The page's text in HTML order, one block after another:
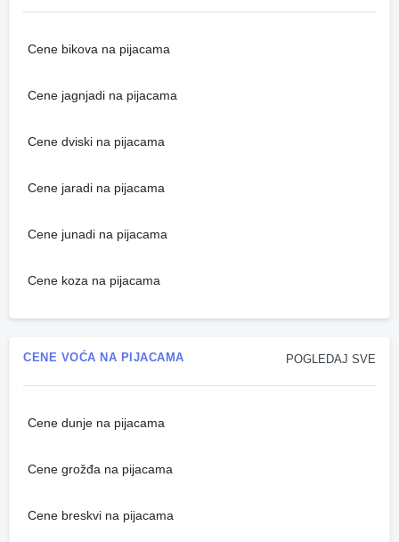
Cene bikova na pijacama
Cene jagnjadi na pijacama
Cene dviski na pijacama
Cene jaradi na pijacama
Cene junadi na pijacama
Cene koza na pijacama
POGLEDAJ SVE
CENE VOĆA NA PIJACAMA
Cene dunje na pijacama
Cene grožđa na pijacama
Cene breskvi na pijacama